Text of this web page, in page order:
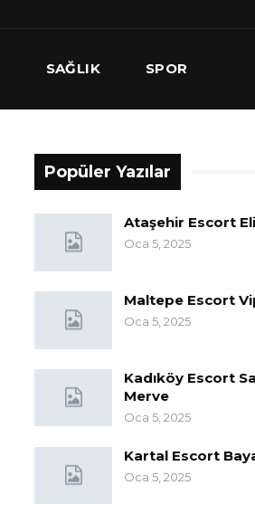
SAĞLIK SPOR
Popüler Yazılar
Ataşehir Escort
Oca 5, 2025
Maltepe Escort
Oca 5, 2025
Kadıköy Escort
Merve
Oca 5, 2025
Kartal Escort
Oca 5, 2025